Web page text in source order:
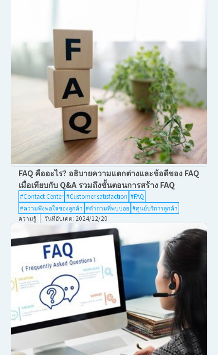
FAQ คืออะไร? อธิบายความแตกต่างและข้อดีของ FAQ
เมื่อเทียบกับ Q&A รวมถึงขั้นตอนการสร้าง FAQ
#Contact Center #Customer satisfaction #FAQ
#ความพึงพอใจของลูกค้า #คำถามที่พบบ่อย #ศูนย์บริการลูกค้า
ความรู้
วันที่อัปเดต: 2024/12/20